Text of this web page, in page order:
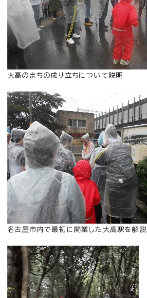
大高のまちの成り立ちについて説明
名古屋市内で最初に開業した大高駅を解説